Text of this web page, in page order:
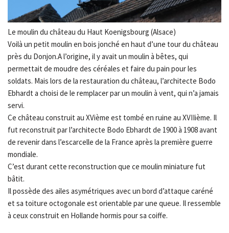
Le moulin du château du Haut Koenigsbourg (Alsace)
Voilà un petit moulin en bois jonché en haut d’une tour du château
près du Donjon.A l’origine, il y avait un moulin à bêtes, qui
permettait de moudre des céréales et faire du pain pour les
soldats. Mais lors de la restauration du château, l’architecte Bodo
Ebhardt a choisi de le remplacer par un moulin à vent, qui n’a jamais
servi.
Ce château construit au XVième est tombé en ruine au XVIIième. Il
fut reconstruit par l’architecte Bodo Ebhardt de 1900 à 1908 avant
de revenir dans l’escarcelle de la France après la première guerre
mondiale.
C’est durant cette reconstruction que ce moulin miniature fut
bâtit.
Il possède des ailes asymétriques avec un bord d’attaque caréné
et sa toiture octogonale est orientable par une queue. Il ressemble
à ceux construit en Hollande hormis pour sa coiffe.